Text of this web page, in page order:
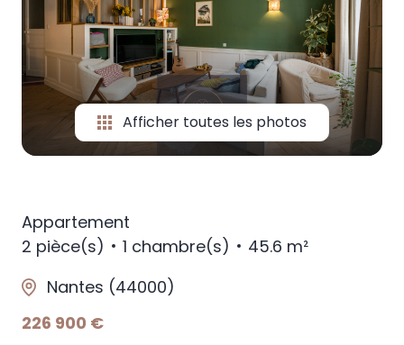
CONTACT
Afficher toutes les photos
Appartement
2 pièce(s)
1 chambre(s)
45.6 m²
Nantes (44000)
226 900 €